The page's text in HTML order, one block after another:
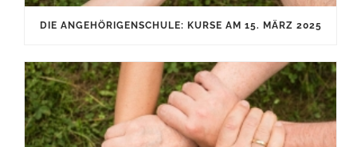
DIE ANGEHÖRIGENSCHULE: KURSE AM 15. MÄRZ 2025